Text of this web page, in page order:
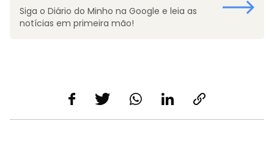
Siga o Diário do Minho na Google e leia as
notícias em primeira mão!